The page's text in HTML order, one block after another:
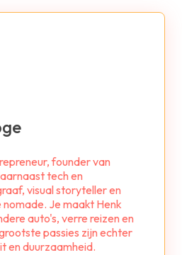
founder van
tech en
visual storyteller en
Je maakt Henk
auto's, verre reizen en
passies zijn echter
en duurzaamheid.